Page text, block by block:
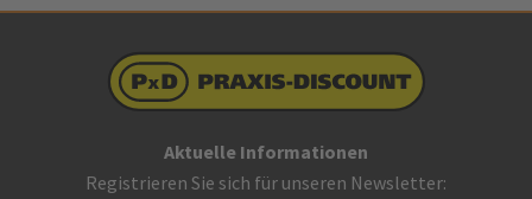
Aktuelle Informationen
Registrieren Sie sich für unseren Newsletter: